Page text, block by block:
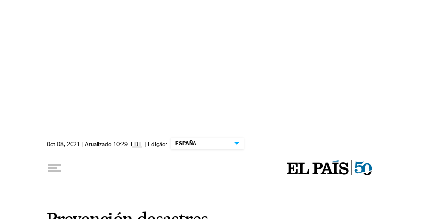
Oct 08, 2021 | Atualizado 10:29 EDT | Edição: ESPAÑA